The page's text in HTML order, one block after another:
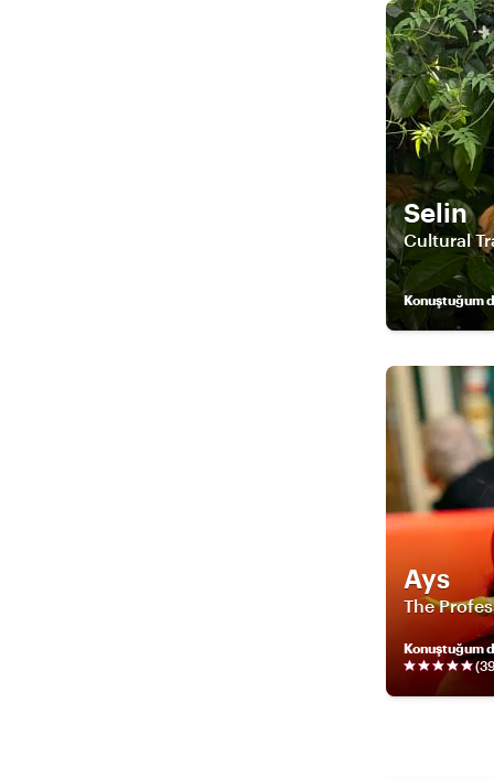
Selin
Cultural
Konuştuğum
Ays
The
Konuştuğum
(